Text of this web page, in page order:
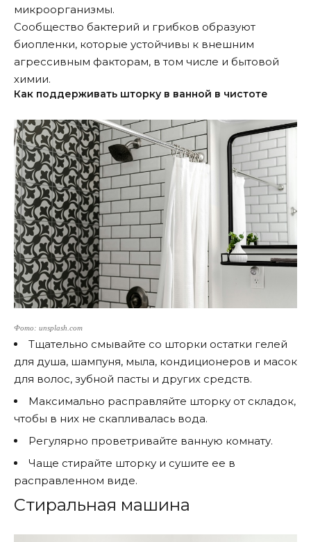
микроорганизмы.
Сообщество бактерий и грибков образуют
биопленки, которые устойчивы к внешним
агрессивным факторам, в том числе и бытовой
химии.
Как поддерживать шторку в ванной в чистоте
Фото: unsplash.com
Тщательно смывайте со шторки остатки гелей
для душа, шампуня, мыла, кондиционеров и масок
для волос, зубной пасты и других средств.
Максимально расправляйте шторку от складок,
чтобы в них не скапливалась вода.
Регулярно проветривайте ванную комнату.
Чаще стирайте шторку и сушите ее в
расправленном виде.
Стиральная машина